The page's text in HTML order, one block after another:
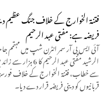
فتنۃ الخوارج کے خلاف جنگ عظیم
فریضہ ہے: مفتی عبد الرحیم
آئی ایس پی آر سمر انٹرن شپ میں مہتمم
الرشید مفتی عبد الرحیم کا 6 ہزار
سے خطاب، فتنۃ الخوارج کے خلاف
قربانیوں کو دینی فریضہ قرار دے دیا۔